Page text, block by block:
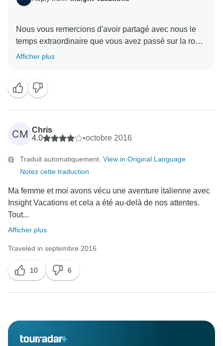
Nous vous remercions d'avoir partagé avec nous le
temps extraordinaire que vous avez passé sur la route
avec Insight Vacations en Italie. Nous sommes ravis
possible. De plus, nous sommes ravis d'apprendre
que vous avez pu voir autant de destinations
Afficher plus
CM Chris
4.0
•octobre 2016
Traduit automatiquement. View in Original Language
Notez cette traduction
Ma femme et moi avons vécu une aventure italienne avec
Insight Vacations et cela a été au-delà de nos attentes.
Tout...
Afficher plus
Traveled in septembre 2016
10 6